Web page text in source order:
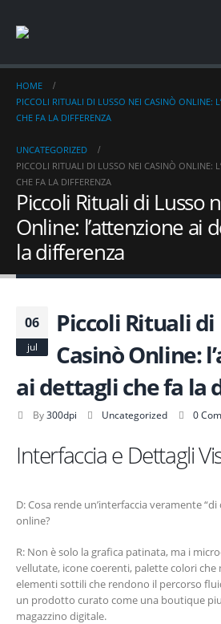
HOME
PICCOLI RITUALI DI LUSSO NEI CASINÒ ONLINE:
CHE FA LA DIFFERENZA
UNCATEGORIZED
PICCOLI RITUALI DI LUSSO NEI CASINÒ ONLINE:
CHE FA LA DIFFERENZA
Piccoli Rituali di Lusso
Online: l’attenzione ai
la differenza
06
jul
Piccoli Rituali di
Casinò Online:
ai dettagli che fa la
By 300dpi Uncategorized 0
Interfaccia e Dettagli
D: Cosa rende un’interfaccia veramente “di
online?
R: Non è solo la grafica patinata, ma i
vellutate, icone coerenti, palette colori che
elementi sottili che rendono il percorso
un prodotto curato come una boutique
magazzino digitale.